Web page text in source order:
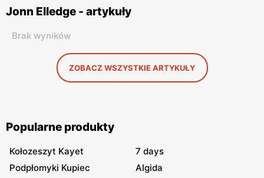
Jonn Elledge - artykuły
Brak wyników
ZOBACZ WSZYSTKIE ARTYKUŁY
Popularne produkty
Kołozeszyt Kayet
7 days
Podpłomyki Kupiec
Algida